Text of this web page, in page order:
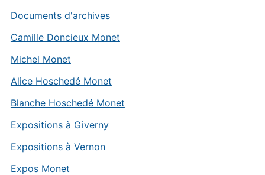
Documents d'archives
Camille Doncieux Monet
Michel Monet
Alice Hoschedé Monet
Blanche Hoschedé Monet
Expositions à Giverny
Expositions à Vernon
Expos Monet